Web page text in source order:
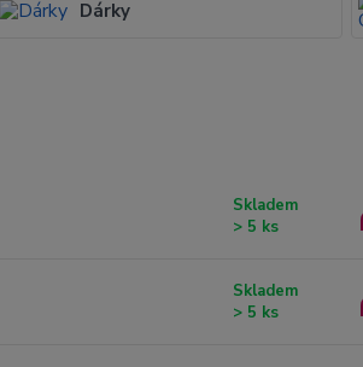
Dárky
Skladem
> 5 ks
Skladem
> 5 ks